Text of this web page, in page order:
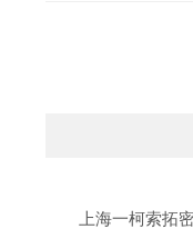
上海一柯索拓